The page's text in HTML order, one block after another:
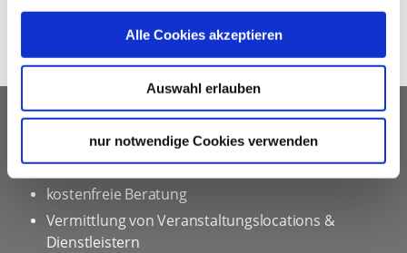
Alle Cookies akzeptieren
Auswahl erlauben
nur notwendige Cookies verwenden
UNSER SERVICE FÜR
VERANSTALTUNGSPLANER
kostenfreie Beratung
Vermittlung von Veranstaltungslocations &
Dienstleistern